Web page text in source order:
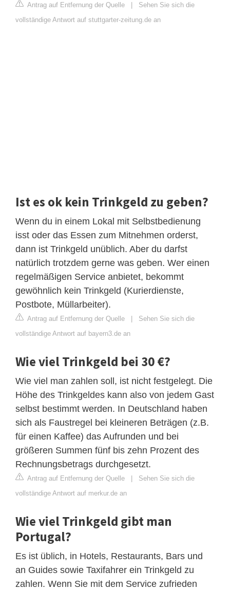
Antrag auf Entfernung der Quelle | Sehen Sie sich die
vollständige Antwort auf stuttgarter-zeitung.de an
Ist es ok kein Trinkgeld zu geben?
Wenn du in einem Lokal mit Selbstbedienung
isst oder das Essen zum Mitnehmen orderst,
dann ist Trinkgeld unüblich. Aber du darfst
natürlich trotzdem gerne was geben. Wer einen
regelmäßigen Service anbietet, bekommt
gewöhnlich kein Trinkgeld (Kurierdienste,
Postbote, Müllarbeiter).
Antrag auf Entfernung der Quelle | Sehen Sie sich die
vollständige Antwort auf bayern3.de an
Wie viel Trinkgeld bei 30 €?
Wie viel man zahlen soll, ist nicht festgelegt. Die
Höhe des Trinkgeldes kann also von jedem Gast
selbst bestimmt werden. In Deutschland haben
sich als Faustregel bei kleineren Beträgen (z.B.
für einen Kaffee) das Aufrunden und bei
größeren Summen fünf bis zehn Prozent des
Rechnungsbetrags durchgesetzt.
Antrag auf Entfernung der Quelle | Sehen Sie sich die
vollständige Antwort auf merkur.de an
Wie viel Trinkgeld gibt man
Portugal?
Es ist üblich, in Hotels, Restaurants, Bars und
an Guides sowie Taxifahrer ein Trinkgeld zu
zahlen. Wenn Sie mit dem Service zufrieden